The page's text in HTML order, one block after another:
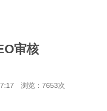
审核
浏览：7653次